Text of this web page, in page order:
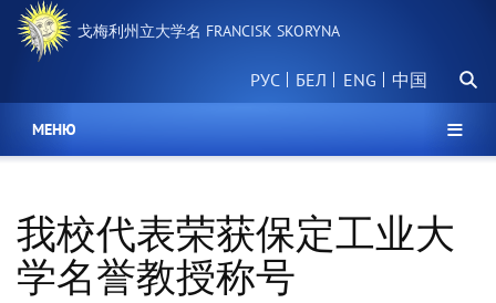
要
戈梅利州立大学名 FRANCISK SKORYNA
РУС БЕЛ 中国
搜
МЕНЮ
我校代表荣获保定工​​业大
学名誉教授称号